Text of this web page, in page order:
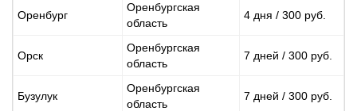
Оренбург
Оренбургская
область
4 дня / 300 руб.
Орск
Оренбургская
область
7 дней / 300 руб.
Бузулук
Оренбургская
область
7 дней / 300 руб.